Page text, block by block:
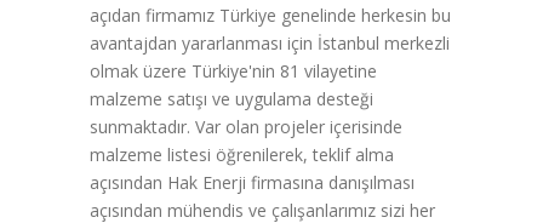
açıdan firmamız Türkiye genelinde herkesin bu
avantajdan yararlanması için İstanbul merkezli
olmak üzere Türkiye'nin 81 vilayetine
malzeme satışı ve uygulama desteği
sunmaktadır. Var olan projeler içerisinde
malzeme listesi öğrenilerek, teklif alma
açısından Hak Enerji firmasına danışılması
açısından mühendis ve çalışanlarımız sizi her